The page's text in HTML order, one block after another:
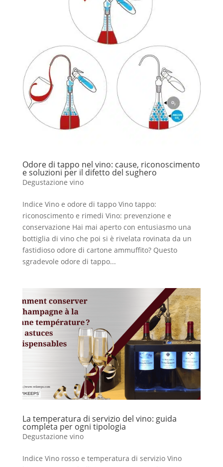
Odore di tappo nel vino: cause, riconoscimento
e soluzioni per il difetto del sughero
Degustazione vino
Indice Vino e odore di tappo Vino tappo:
riconoscimento e rimedi Vino: prevenzione e
conservazione Hai mai aperto con entusiasmo una
bottiglia di vino che poi si è rivelata rovinata da un
fastidioso odore di cartone ammuffito? Questo
sgradevole odore di tappo...
La temperatura di servizio del vino: guida
completa per ogni tipologia
Degustazione vino
Indice Vino rosso e temperatura di servizio Vino